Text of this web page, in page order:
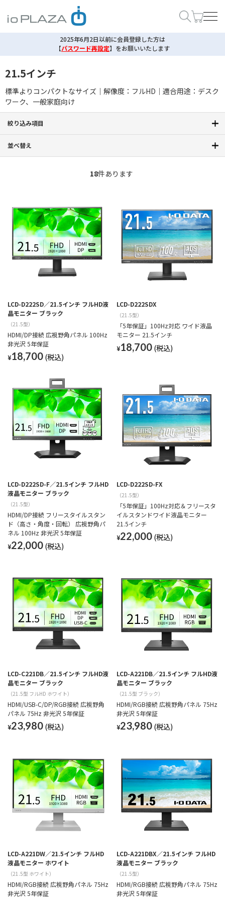
2025年6月2日以前に会員登録した方は
【パスワード再設定】 をお願いいたします
21.5インチ
標準よりコンパクトなサイズ｜解像度：フルHD｜適合用途：デスク
ワーク、一般家庭向け
絞り込み項目
並べ替え
18件あります
LCD-D222SD／21.5インチ フルHD液
晶モニター ブラック
（21.5型）
HDMI/DP接続 広視野角パネル 100Hz
非光沢 5年保証
¥18,700
LCD-D222SDX
（21.5型）
「5年保証」100Hz対応 ワイド液晶
モニター 21.5インチ
¥18,700
LCD-D222SD-F／21.5インチ フルHD
液晶モニター ブラック
（21.5型）
HDMI/DP接続 フリースタイルスタン
ド（高さ・角度・回転） 広視野角パ
ネル 100Hz 非光沢 5年保証
¥22,000
LCD-D222SD-FX
（21.5型）
「5年保証」100Hz対応＆フリースタ
イルスタンドワイド液晶モニター
21.5インチ
¥22,000
LCD-C221DB／21.5インチ フルHD液
晶モニター ブラック
（21.5型 フルHD ホワイト）
HDMI/USB-C/DP/RGB接続 広視野角
パネル 75Hz 非光沢 5年保証
¥23,980
LCD-A221DB／21.5インチ フルHD液
晶モニター ブラック
（21.5型 ブラック）
HDMI/RGB接続 広視野角パネル 75Hz
非光沢 5年保証
¥23,980
LCD-A221DW／21.5インチ フルHD
液晶モニター ホワイト
（21.5型 ホワイト）
HDMI/RGB接続 広視野角パネル 75Hz
非光沢 5年保証
LCD-A221DBX／21.5インチ フルHD
液晶モニター ブラック
（21.5型）
HDMI/RGB接続 広視野角パネル 75Hz
非光沢 5年保証